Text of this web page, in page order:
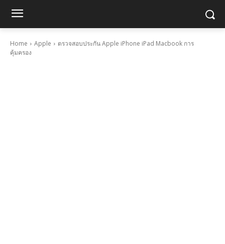
Home Apple
ตรวจสอบประกัน Apple iPhone iPad Macbook การ
คุ้มครอง